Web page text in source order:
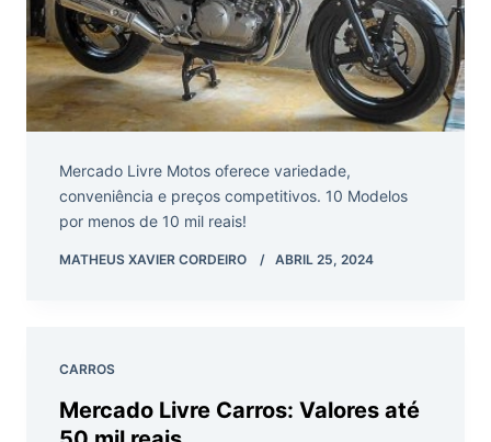
Mercado Livre Motos oferece variedade,
conveniência e preços competitivos. 10 Modelos
por menos de 10 mil reais!
MATHEUS XAVIER CORDEIRO ABRIL 25, 2024
CARROS
Mercado Livre Carros: Valores até